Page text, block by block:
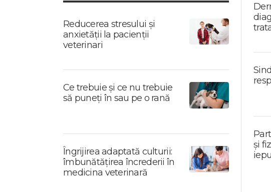
Reducerea stresului și
anxietății la pacienții
veterinari
Ce trebuie și ce nu trebuie
să puneți în sau pe o rană
Îngrijirea adaptată culturii:
îmbunătățirea încrederii în
medicina veterinară
și